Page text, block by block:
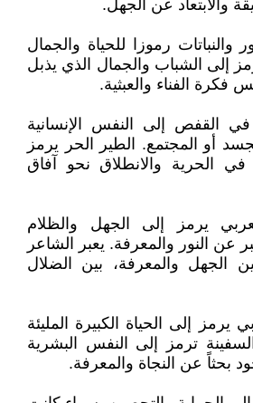
والابتعاد عن الجهل.
والنباتات رموزا للحياة والجمال
إلى الشباب والجمال الذي يذبل
فكرة الفناء والعبثية.
القفص إلى النفس الإنسانية
أو المجتمع. الطير الحر يرمز
في الحرية والانطلاق نحو آفاق
يرمز إلى الجهل والظلام
عن النور والمعرفة. يعبر الشاعر
الجهل والمعرفة، بين الضلال
يرمز إلى الحياة الكبيرة المليئة
ترمز إلى النفس البشرية
بحثاً عن النجاة والمعرفة.